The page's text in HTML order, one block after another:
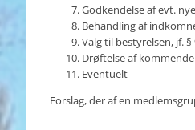
Godkendelse af evt.
Behandling af
Valg til bestyrelsen, jf.
Drøftelse af
Eventuelt
Forslag, der af en